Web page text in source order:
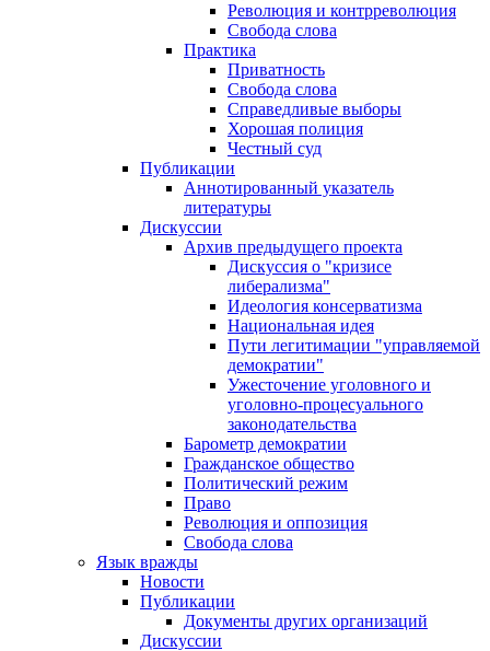
Революция и контрреволюция
Свобода слова
Практика
Приватность
Свобода слова
Справедливые выборы
Хорошая полиция
Честный суд
Публикации
Аннотированный указатель
литературы
Дискуссии
Архив предыдущего проекта
Дискуссия о "кризисе
либерализма"
Идеология консерватизма
Национальная идея
Пути легитимации "управляемой
демократии"
Ужесточение уголовного и
уголовно-процесуального
законодательства
Барометр демократии
Гражданское общество
Политический режим
Право
Революция и оппозиция
Свобода слова
Язык вражды
Новости
Публикации
Документы других организаций
Дискуссии